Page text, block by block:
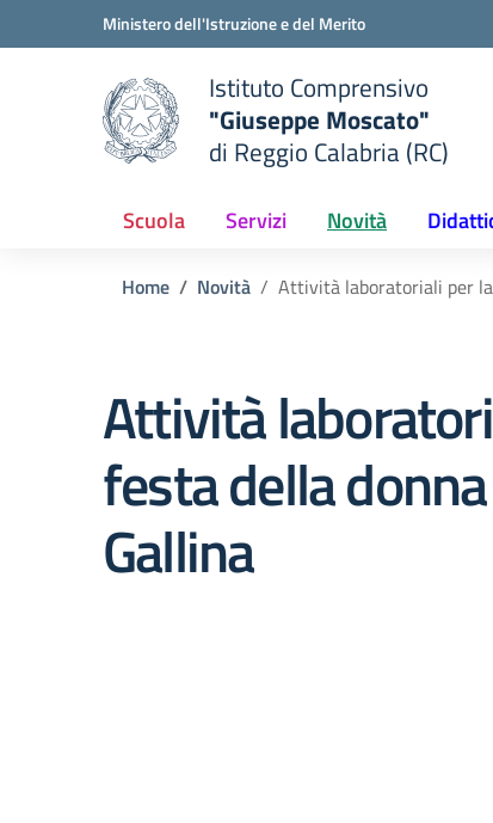
Vai ai contenuti
Vai al menu di navigazioneMinistero dell'Istruzione e del Merito
scuola
Istituto Comprensivo
"Giuseppe Moscato"
di Reggio Calabria (RC)
Scuola Servizi Novità
Home Novità Attività laboratoriali per
Attività
festa della
Gallina